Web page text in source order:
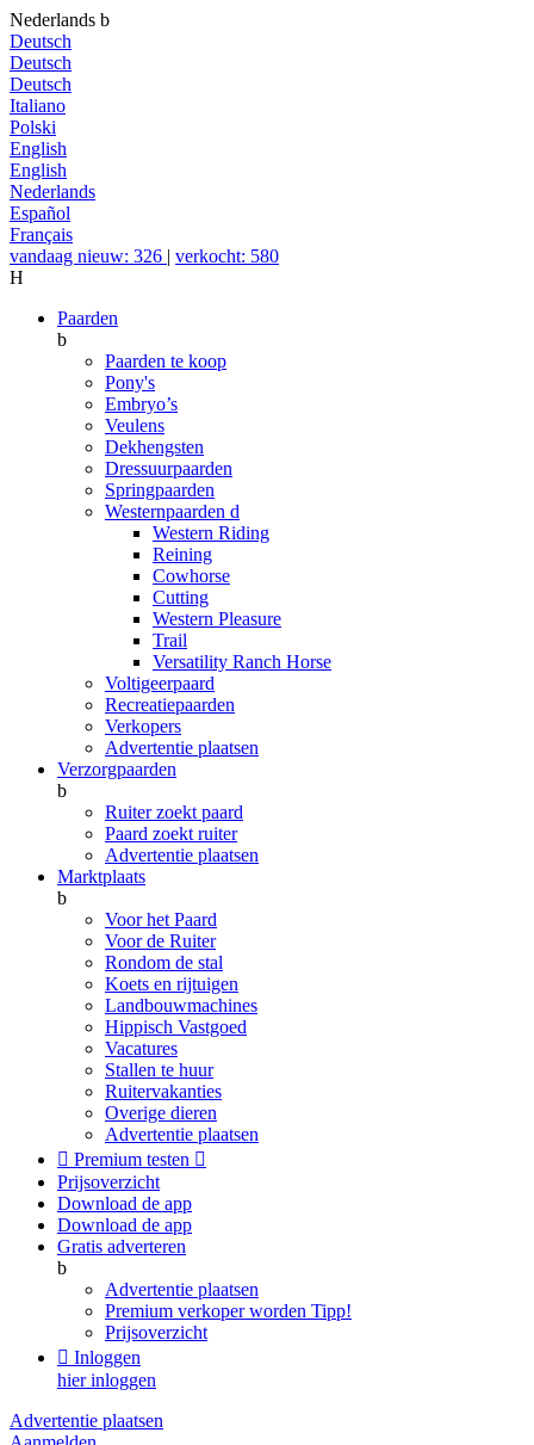
Nederlands b
Deutsch
Deutsch
Deutsch
Italiano
Polski
English
English
Nederlands
Español
Français
vandaag nieuw: 326 | verkocht: 580
H
Paarden
b
Paarden te koop
Pony's
Embryo’s
Veulens
Dekhengsten
Dressuurpaarden
Springpaarden
Westernpaarden d
Western Riding
Reining
Cowhorse
Cutting
Western Pleasure
Trail
Versatility Ranch Horse
Voltigeerpaard
Recreatiepaarden
Verkopers
Advertentie plaatsen
Verzorgpaarden
b
Ruiter zoekt paard
Paard zoekt ruiter
Advertentie plaatsen
Marktplaats
b
Voor het Paard
Voor de Ruiter
Rondom de stal
Koets en rijtuigen
Landbouwmachines
Hippisch Vastgoed
Vacatures
Stallen te huur
Ruitervakanties
Overige dieren
Advertentie plaatsen
 Premium testen 
Prijsoverzicht
Download de app
Download de app
Gratis adverteren
b
Advertentie plaatsen
Premium verkoper worden Tipp!
Prijsoverzicht
 Inloggen
hier inloggen
Advertentie plaatsen